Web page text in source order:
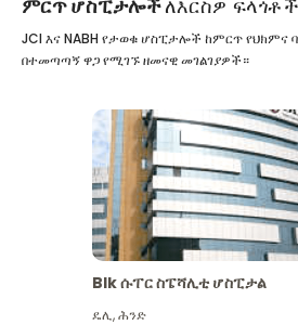
ምርጥ ሆስፒታሎችለእርስዎ ፍላጎቶች
JCI እና NABH የታወቁ ሆስፒታሎች ከምርጥ
በተመጣጣኝ ዋጋ የሚገኙ ዘመናዊ መገልገያዎች።
Blk ሱፐር ስፔሻሊቲ ሆስፒታል
ዴሊ,ሕንድ